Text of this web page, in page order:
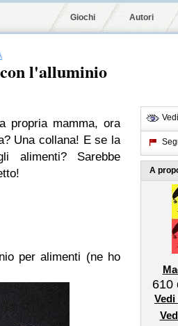
Giochi Autori
l'alluminio
propria mamma, ora
Una collana! E se la
alimenti? Sarebbe
per alimenti (ne ho
A
610